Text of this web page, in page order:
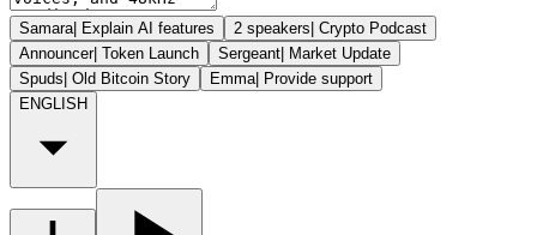
Samara| Explain AI features 2 speakers| Crypto Podcast
Announcer| Token Launch Sergeant| Market Update
Spuds| Old Bitcoin Story Emma| Provide support
ENGLISH